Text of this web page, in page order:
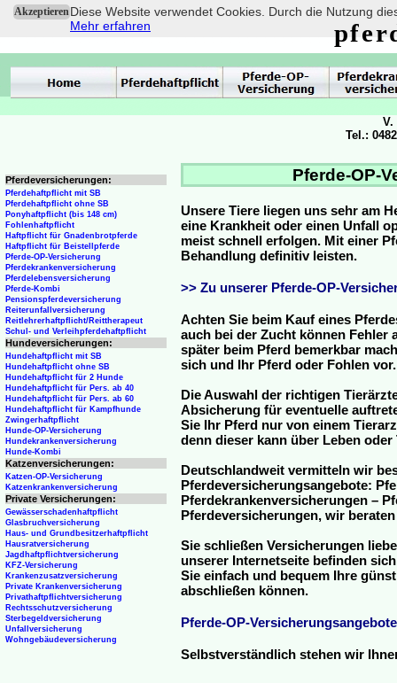
AkzeptierenDiese Website verwendet Cookies. Durch die Nutzung
Mehr erfahren
Pferde-OP-
Unsere Tiere liegen uns sehr am
eine Krankheit oder einen Unfall
meist schnell erfolgen. Mit einer
Behandlung definitiv leisten.
>> Zu unserer Pferde-OP-
Achten Sie beim Kauf eines
auch bei der Zucht können Fehler
später beim Pferd bemerkbar
sich und Ihr Pferd oder Fohlen vor.
Die Auswahl der richtigen
Absicherung für eventuelle
Sie Ihr Pferd nur von einem
denn dieser kann über Leben
Deutschlandweit vermitteln wir
Pferdeversicherungsangebote:
Pferdekrankenversicherungen –
Pferdeversicherungen, wir
Sie schließen Versicherungen
unserer Internetseite befinden
Sie einfach und bequem Ihre
abschließen können.
Pferde-OP-Versicherungsangebote
Selbstverständlich stehen wir
Pferdeversicherungen:
Pferdehaftpflicht mit SB
Pferdehaftpflicht ohne SB
Ponyhaftpflicht (bis 148 cm)
Fohlenhaftpflicht
Haftpflicht für Gnadenbrotpferde
Haftpflicht für Beistellpferde
Pferde-OP-Versicherung
Pferdekrankenversicherung
Pferdelebensversicherung
Pferde-Kombi
Pensionspferdeversicherung
Reiterunfallversicherung
Reitlehrerhaftpflicht/Reittherapeut
Schul- und Verleihpferdehaftpflicht
Hundeversicherungen:
Hundehaftpflicht mit SB
Hundehaftpflicht ohne SB
Hundehaftpflicht für 2 Hunde
Hundehaftpflicht für Pers. ab 40
Hundehaftpflicht für Pers. ab 60
Hundehaftpflicht für Kampfhunde
Zwingerhaftpflicht
Hunde-OP-Versicherung
Hundekrankenversicherung
Hunde-Kombi
Katzenversicherungen:
Katzen-OP-Versicherung
Katzenkrankenversicherung
Private Versicherungen:
Gewässerschadenhaftpflicht
Glasbruchversicherung
Haus- und Grundbesitzerhaftpflicht
Hausratversicherung
Jagdhaftpflichtversicherung
KFZ-Versicherung
Krankenzusatzversicherung
Private Krankenversicherung
Privathaftpflichtversicherung
Rechtsschutzversicherung
Sterbegeldversicherung
Unfallversicherung
Wohngebäudeversicherung
V.
Tel.: